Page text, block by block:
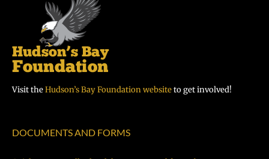
Visit theHudson’s Bay Foundation websiteto get involved!
DOCUMENTS AND FORMS